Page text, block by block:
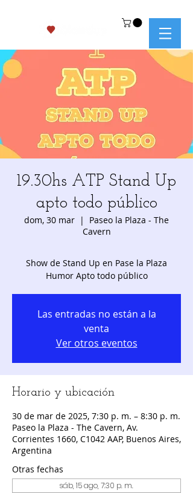
19.30hs ATP Stand Up
apto todo público
dom, 30 mar
  |
Paseo la Plaza - The
Cavern
Show de Stand Up en Pase la Plaza
Humor Apto todo público
Las entradas no están a la
venta
Ver otros eventos
Horario y ubicación
30 de mar de 2025, 7:30 p. m. – 8:30 p. m.
Paseo la Plaza - The Cavern, Av.
Corrientes 1660, C1042 AAP, Buenos Aires,
Argentina
Otras fechas
sáb, 15 ago, 7:30 p. m.